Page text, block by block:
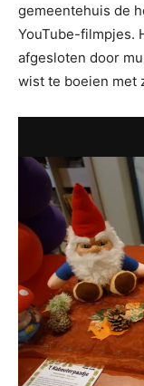
gemeentehuis de
YouTube-filmpjes.
afgesloten door
wist te boeien met